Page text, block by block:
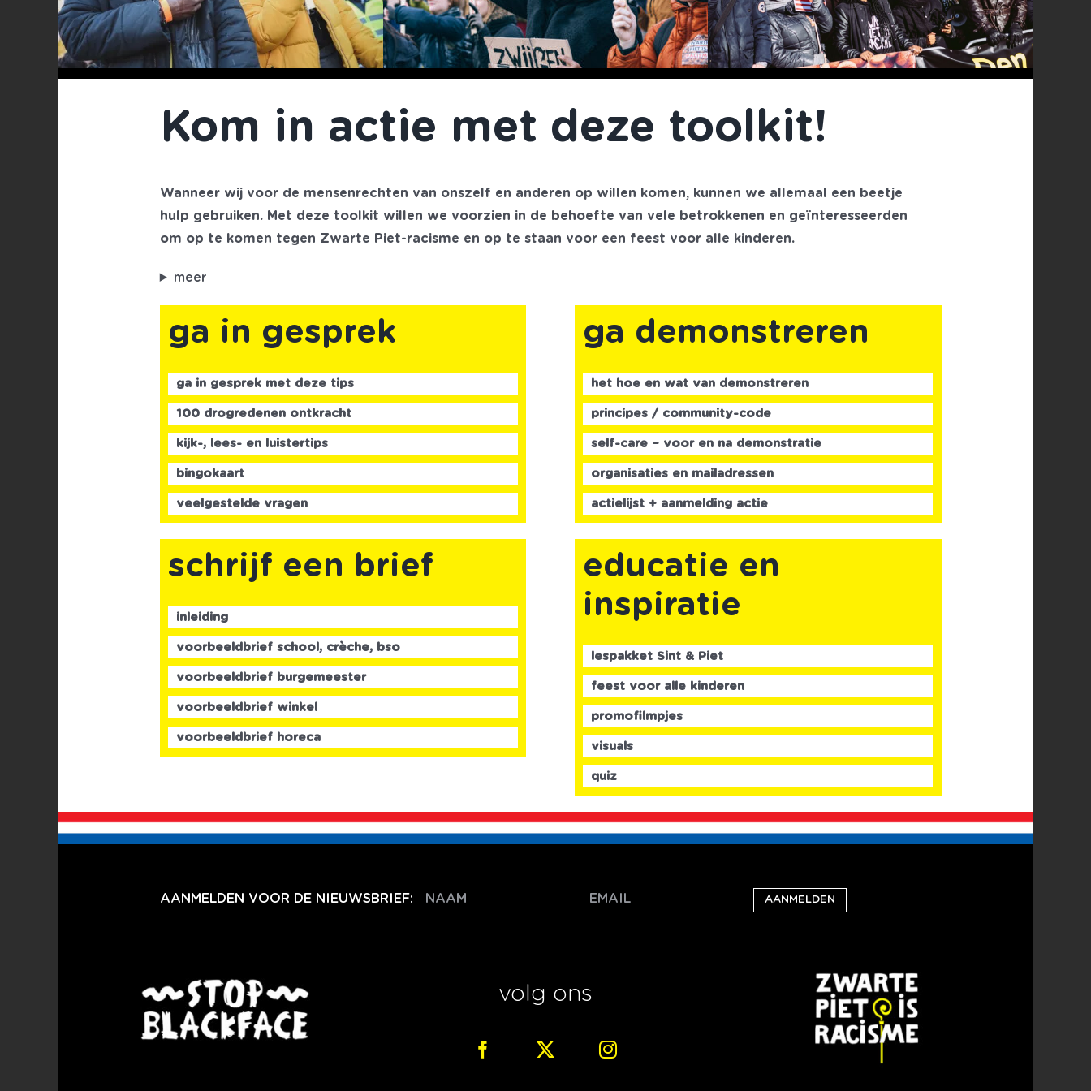
Kom in actie met deze toolkit!
Wanneer wij voor de mensenrechten van onszelf en anderen op willen komen, kunnen we allemaal een beetje
hulp gebruiken. Met deze toolkit willen we voorzien in de behoefte van vele betrokkenen en geïnteresseerden
om op te komen tegen Zwarte Piet-racisme en op te staan voor een feest voor alle kinderen.
meer
ga in gesprek
ga in gesprek met deze tips
100 drogredenen ontkracht
kijk-, lees- en luistertips
bingokaart
veelgestelde vragen
ga demonstreren
het hoe en wat van demonstreren
principes / community-code
self-care – voor en na demonstratie
organisaties en mailadressen
actielijst + aanmelding actie
schrijf een brief
inleiding
voorbeeldbrief school, crèche, bso
voorbeeldbrief burgemeester
voorbeeldbrief winkel
voorbeeldbrief horeca
educatie en
inspiratie
lespakket Sint & Piet
feest voor alle kinderen
promofilmpjes
visuals
quiz
AANMELDEN VOOR DE NIEUWSBRIEF:
volg ons